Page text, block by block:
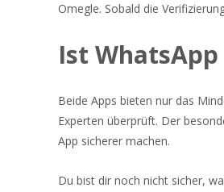
Omegle. Sobald die
Ist
Beide Apps bieten nur das
Experten überprüft. Der
App sicherer machen.
Du bist dir noch nicht sicher,